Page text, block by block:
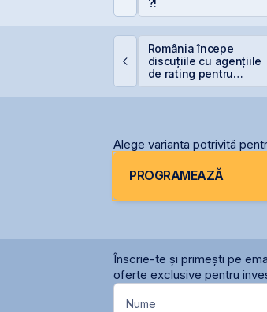
?!
România începe
discuțiile cu agențiile
de rating pentru
Alege varianta potrivită
PROGRAMEAZĂ
Înscrie-te și primești pe
oferte exclusive pentru
Nume